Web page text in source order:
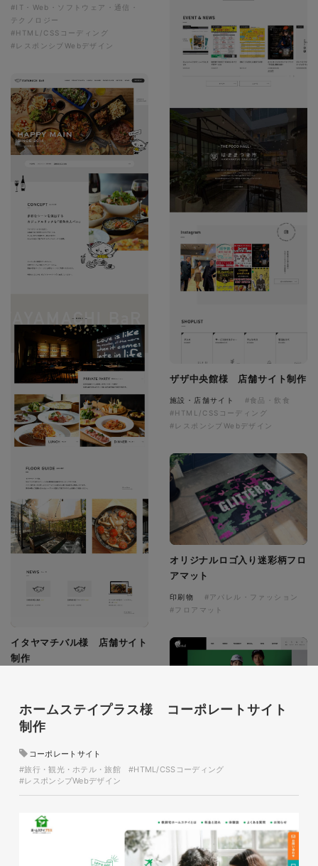
#IT・Web・ソフトウェア・通信・
テクノロジー
#HTML/CSSコーディング
#レスポンシブWebデザイン
ザザ中央館様 店舗サイト制作
施設・店舗サイト
#食品・飲食
#HTML/CSSコーディング
#レスポンシブWebデザイン
イタヤマチバル様 店舗サイト
制作
#レスポンシブWebデザイン
オリジナルロゴ入り迷彩柄フロ
アマット
印刷物
#アパレル・ファッション
#フロアマット
glitter8様 スタンドバナー
#アパレル・ファッション
ホームステイプラス様 コーポレートサイト
制作
コーポレートサイト
#旅行・観光・ホテル・旅館
#HTML/CSSコーディング
#レスポンシブWebデザイン